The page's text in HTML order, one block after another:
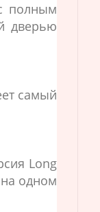
полным
дверью
самый
Long
одном